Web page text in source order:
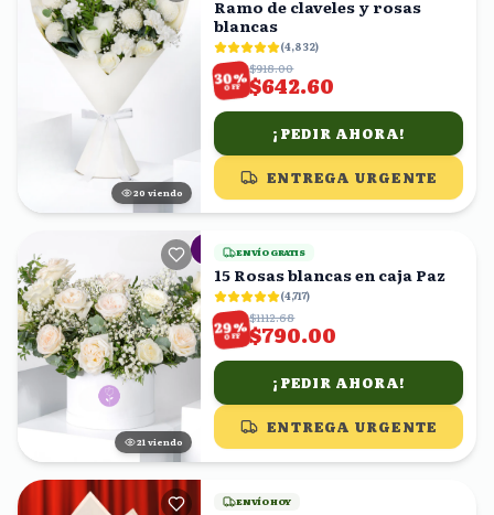
21 viendo
Ramo de claveles y rosas
blancas
(4,832)
30%
OFF
$918.00
$642.60
¡PEDIR AHORA!
ENTREGA URGENTE
20 viendo
ENVÍO GRATIS
15 Rosas blancas en caja Paz
(4,717)
29%
OFF
$1112.68
$790.00
¡PEDIR AHORA!
ENTREGA URGENTE
ENVÍO HOY